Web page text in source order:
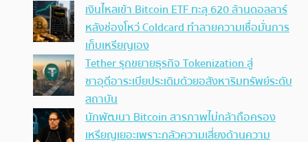
เงินไหลเข้า Bitcoin ETF ทะลุ 620 ล้านดอลลาร์
หลังช่องโหว่ Coldcard ทำลายความเชื่อมั่นการ
เก็บเหรียญเอง
Tether รุกขยายธุรกิจ Tokenization สู่
ซาอุดีอาระเบียประเดิมด้วยอสังหาริมทรัพย์ระดับ
สถาบัน
นักพัฒนา Bitcoin สารภาพไม่กล้าถือครอง
เหรียญเยอะเพราะกลัวความเสี่ยงด้านความ